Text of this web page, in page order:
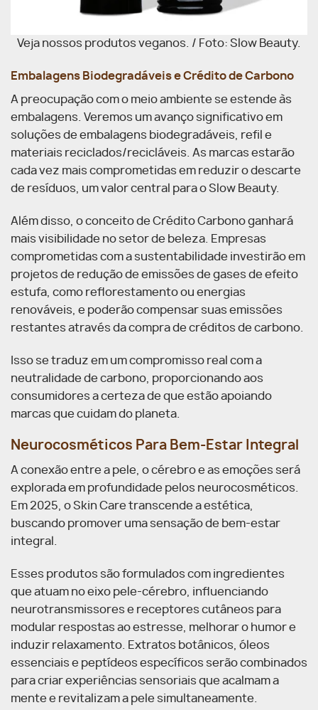
Veja nossos produtos veganos. / Foto: Slow Beauty.
Embalagens Biodegradáveis e Crédito de Carbono
A preocupação com o meio ambiente se estende às
embalagens. Veremos um avanço significativo em
soluções de embalagens biodegradáveis, refil e
materiais reciclados/recicláveis. As marcas estarão
cada vez mais comprometidas em reduzir o descarte
de resíduos, um valor central para o Slow Beauty.
Além disso, o conceito de Crédito Carbono ganhará
mais visibilidade no setor de beleza. Empresas
comprometidas com a sustentabilidade investirão em
projetos de redução de emissões de gases de efeito
estufa, como reflorestamento ou energias
renováveis, e poderão compensar suas emissões
restantes através da compra de créditos de carbono.
Isso se traduz em um compromisso real com a
neutralidade de carbono, proporcionando aos
consumidores a certeza de que estão apoiando
marcas que cuidam do planeta.
Neurocosméticos Para Bem-Estar Integral
A conexão entre a pele, o cérebro e as emoções será
explorada em profundidade pelos neurocosméticos.
Em 2025, o Skin Care transcende a estética,
buscando promover uma sensação de bem-estar
integral.
Esses produtos são formulados com ingredientes
que atuam no eixo pele-cérebro, influenciando
neurotransmissores e receptores cutâneos para
modular respostas ao estresse, melhorar o humor e
induzir relaxamento. Extratos botânicos, óleos
essenciais e peptídeos específicos serão combinados
para criar experiências sensoriais que acalmam a
mente e revitalizam a pele simultaneamente.